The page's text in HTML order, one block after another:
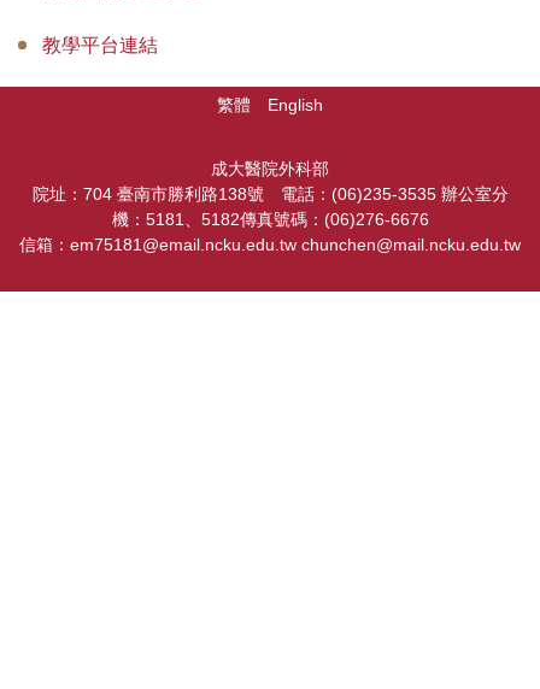
教學平台連結
繁體 English
成大醫院外科部
院址：704 臺南市勝利路138號 電話：(06)235-3535 辦公室分
機：5181、5182傳真號碼：(06)276-6676
信箱：em75181@email.ncku.edu.tw chunchen@mail.ncku.edu.tw